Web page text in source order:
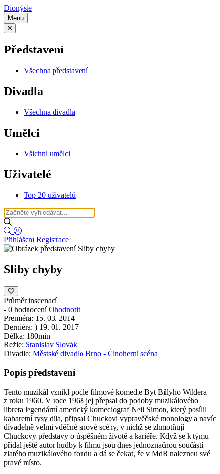
Dionýsie
Menu
Představení
Všechna představení
Divadla
Všechna divadla
Umělci
Všichni umělci
Uživatelé
Top 20 uživatelů
Přihlášení Registrace
Sliby chyby
Průměr inscenací
- 0 hodnoceníOhodnotit
Premiéra: 15. 03. 2014
Derniéra: ) 19. 01. 2017
Délka: 180min
Režie: Stanislav Slovák
Divadlo: Městské divadlo Brno - Činoherní scéna
Popis představení
Tento muzikál vznikl podle filmové komedie Byt Billyho Wildera
z roku 1960. V roce 1968 jej přepsal do podoby muzikálového
libreta legendární americký komediograf Neil Simon, který posílil
kabaretní rysy díla, připsal Chuckovi vypravěčské monology a navíc
divadelně velmi vděčné snové scény, v nichž se zhmotňují
Chuckovy představy o úspěšném životě a kariéře. Když se k týmu
přidal ještě autor hudby k filmu jsou dnes jednoznačnou součástí
zlatého muzikálového fondu a dá se čekat, že v MdB naleznou své
pravé místo.